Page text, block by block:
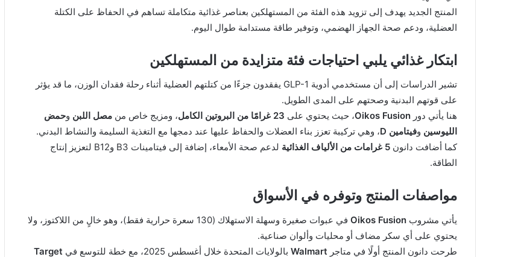
المنتج الجديد يهدف إلى تزويد هذه الفئة من المستهلكين بعناصر غذائية متكاملة تساهم في الحفاظ على الكتلة
العضلية، ودعم صحة الجهاز الهضمي، وتوفير طاقة مستدامة طوال اليوم.
ابتكار غذائي يلبي احتياجات فئة متزايدة من المستهلكين
تشير الدراسات إلى أن مستخدمي أدوية GLP-1 يفقدون جزءًا من كتلتهم العضلية أثناء رحلة فقدان الوزن، ما قد يؤثر
على قوتهم البدنية وصحتهم على المدى الطويل.
هنا يأتي دور Oikos Fusion، حيث يحتوي على 23 غرامًا من البروتين الكامل ، ومزيج خاص من مصل اللبن وحمض
الليوسين وفيتامين D
، وهي تركيبة تعزز بناء العضلات والحفاظ عليها عند دمجها مع التغذية السليمة والنشاط البدني.
كما أضافت دانون 5 غرامات من الألياف الغذائية
لدعم صحة الأمعاء، إضافة إلى فيتامينات B3 وB12 لتعزيز إنتاج
الطاقة.
مواصفات المنتج وتوفره في الأسواق
يأتي مشروب Oikos Fusion
في عبوات صغيرة وسهلة الاستهلاك (130 سعرة حرارية فقط)، وهو خالٍ من اللاكتوز، ولا
يحتوي على أي سكر مضاف أو محليات وألوان صناعية.
طرحت دانون المنتج أولًا في متاجر Walmart بالولايات المتحدة خلال أغسطس 2025، مع خطة للتوسع في
Target